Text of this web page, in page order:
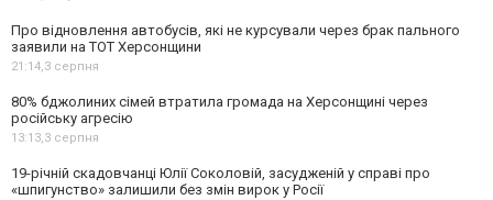
Про відновлення автобусів, які не курсували через брак пального
заявили на ТОТ Херсонщини
21:14,3 серпня
80% бджолиних сімей втратила громада на Херсонщині через
російську агресію
13:13,3 серпня
19-річній скадовчанці Юлії Соколовій, засудженій у справі про
«шпигунство» залишили без змін вирок у Росії